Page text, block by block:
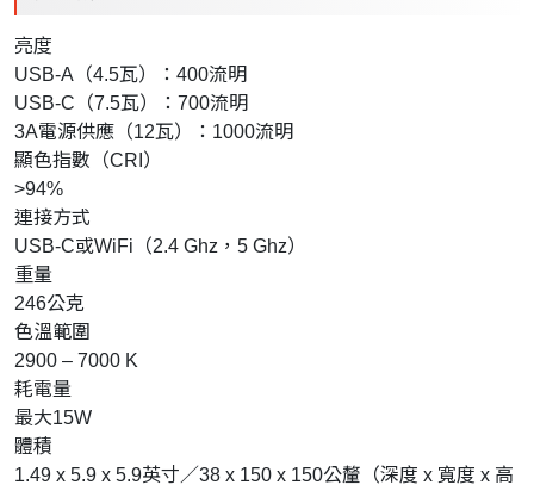
亮度
USB-A（4.5瓦）：400流明
USB-C（7.5瓦）：700流明
3A電源供應（12瓦）：1000流明
顯色指數（CRI）
>94%
連接方式
USB-C或WiFi（2.4 Ghz，5 Ghz）
重量
246公克
色溫範圍
2900 – 7000 K
耗電量
最大15W
體積
1.49 x 5.9 x 5.9英寸／38 x 150 x 150公釐（深度 x 寬度 x 高